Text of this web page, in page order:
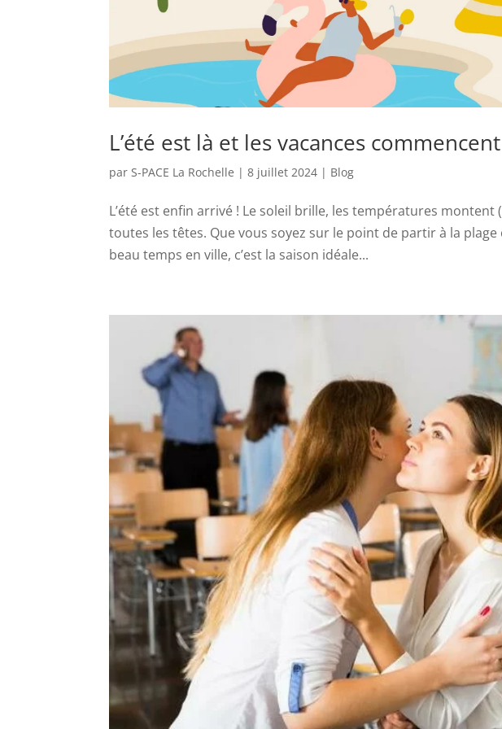
L’été est là et les vacances
parS-PACE La Rochelle |8 juillet 2024 | Blog
L’été est enfin arrivé ! Le soleil brille, les températures montent
toutes les têtes. Que vous soyez sur le point de partir à la
beau temps en ville, c’est la saison idéale...